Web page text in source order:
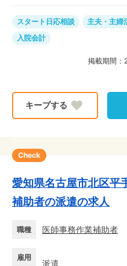
スタート日応相談 主夫・主婦
入院会計
掲載期間：
Check
愛知県名古屋市北区平
補助者の派遣の求人
職種 医師事務作業補助者
雇用
派遣